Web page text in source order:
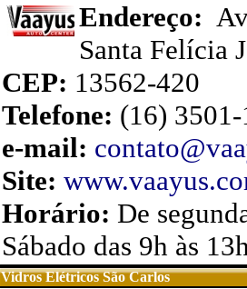
Endereço:
Santa Felícia
CEP: 13562-420
Telefone: (16)
e-mail:
Site:
Horário: De
Sábado das 9h às
Vidros Elétricos São Carlos